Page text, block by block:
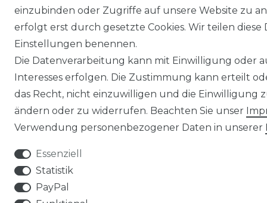
einzubinden oder Zugriffe auf unsere Website zu
erfolgt erst durch gesetzte Cookies. Wir teilen
Einstellungen benennen.
Die Datenverarbeitung kann mit Einwilligung oder
Interesses erfolgen. Die Zustimmung kann erteilt
das Recht, nicht einzuwilligen und die Einwilligung
ändern oder zu widerrufen. Beachten Sie unser
Verwendung personenbezogener Daten in unserer
Essenziell
Statistik
PayPal